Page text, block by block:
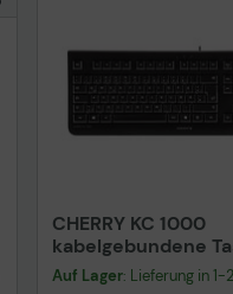
CHERRY KC 1000
kabelgebundene
QWERTZ DE -
Auf Lager: Lieferung in